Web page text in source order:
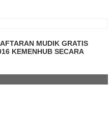
MUDIK GRATIS
KEMENHUB SECARA